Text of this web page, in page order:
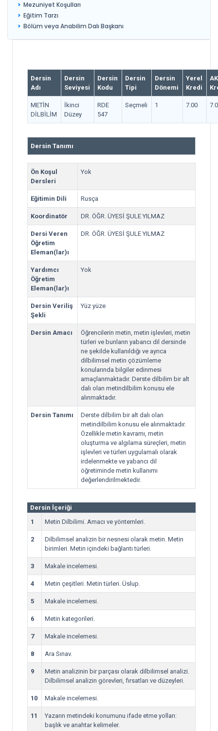
Mezuniyet Koşulları
Eğitim Tarzı
Bölüm veya Anabilim Dalı Başkanı
Dersin
Adı
Dersin
Seviyesi
Dersin
Kodu
Dersin
Tipi
Dersin
Dönemi
Yerel
Kredi
METİN
DİLBİLİM
İkinci
Düzey
RDE
547
Seçmeli 1 7.00
Dersin Tanımı
Ön Koşul
Dersleri
Yok
Eğitimin Dili Rusça
Koordinatör DR. ÖĞR. ÜYESİ ŞULE YILMAZ
Dersi Veren
Öğretim
Eleman(lar)ı
DR. ÖĞR. ÜYESİ ŞULE YILMAZ
Yardımcı
Öğretim
Eleman(lar)ı
Yok
Dersin Veriliş
Şekli
Yüz yüze
Dersin Amacı
Öğrencilerin metin, metin işlevleri, metin
türleri ve bunların yabancı dil dersinde
ne şekilde kullanıldığı ve ayrıca
dilbilimsel metin çözümleme
konularında bilgiler edinmesi
amaçlanmaktadır. Derste dilbilim bir alt
dalı olan metindilbilim konusu ele
alınmaktadır.
Dersin Tanımı
Derste dilbilim bir alt dalı olan
metindilbilim konusu ele alınmaktadır.
Özellikle metin kavramı, metin
oluşturma ve algılama süreçleri, metin
işlevleri ve türleri uygulamalı olarak
irdelenmekte ve yabancı dil
öğretiminde metin kullanımı
değerlendirilmektedir.
Dersin İçeriği
1
Metin Dilbilimi. Amacı ve yöntemleri.
2
Dilbilimsel analizin bir nesnesi olarak metin. Metin
birimleri. Metin içindeki bağlantı türleri.
3 Makale incelemesi.
4 Metin çeşitleri. Metin türleri. Üslup.
5 Makale incelemesi.
6 Metin kategorileri.
7 Makale incelemesi.
8 Ara Sınav.
9
Metin analizinin bir parçası olarak dilbilimsel analizi.
Dilbilimsel analizin görevleri, fırsatları ve düzeyleri.
10 Makale incelemesi.
11
Yazarın metindeki konumunu ifade etme yolları:
başlık ve anahtar kelimeler.